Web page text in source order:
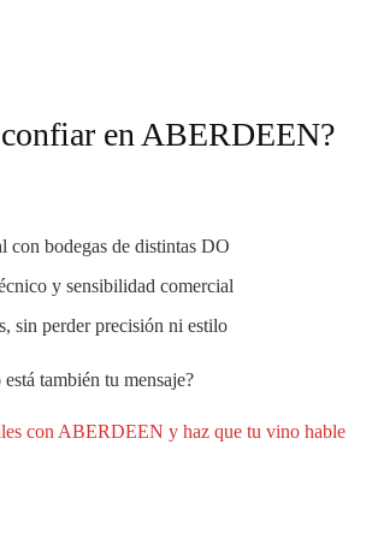
en ABERDEEN?
con bodegas de distintas DO
y sensibilidad comercial
sin perder precisión ni estilo
también tu mensaje?
con ABERDEEN y haz que tu vino hable